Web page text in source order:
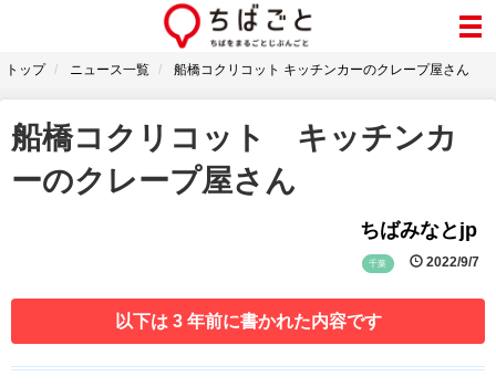
トップ ニュース一覧 船橋コクリコット キッチンカーのクレープ屋さん
船橋コクリコット キッチンカ
ーのクレープ屋さん
ちばみなとjp
千葉 2022/9/7
以下は 3 年前に書かれた内容です